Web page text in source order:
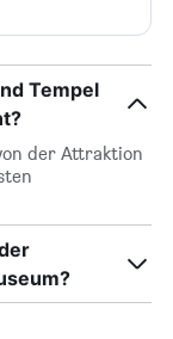
Tempel
der Attraktion